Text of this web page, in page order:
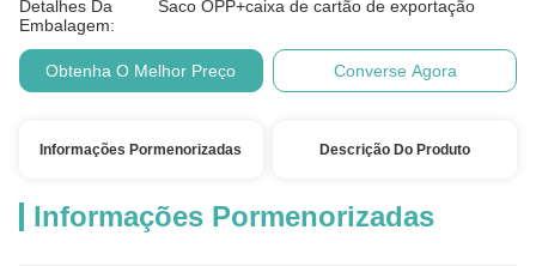
Detalhes Da
Embalagem:
Saco OPP+caixa de cartão de exportação
Obtenha O Melhor Preço Converse Agora
Informações Pormenorizadas Descrição Do Produto
Informações Pormenorizadas